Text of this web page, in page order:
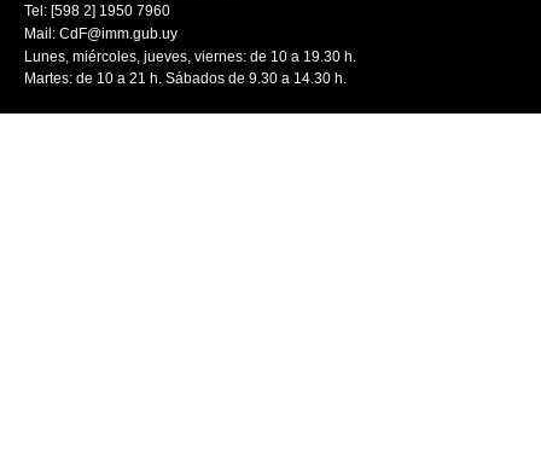
Tel: [598 2] 1950 7960
Mail: CdF@imm.gub.uy
Lunes, miércoles, jueves, viernes: de 10 a 19.30 h.
Martes: de 10 a 21 h. Sábados de 9.30 a 14.30 h.